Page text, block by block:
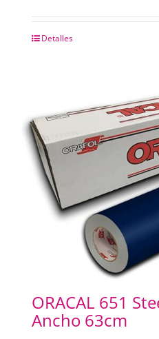
Detalles
ORACAL 651
Ancho 63cm